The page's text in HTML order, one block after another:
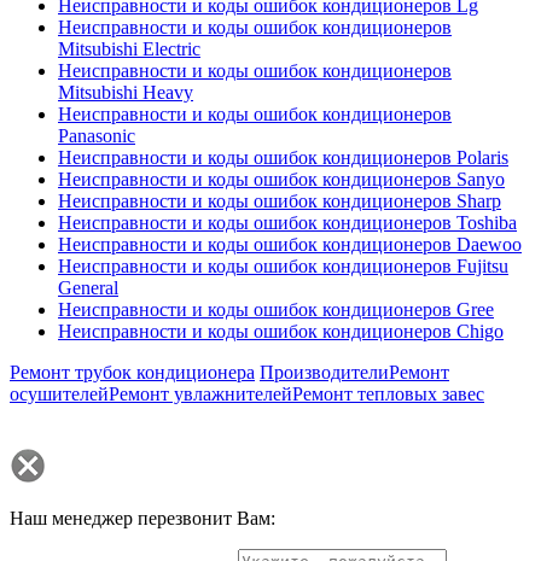
Неисправности и коды ошибок кондиционеров Lg
Неисправности и коды ошибок кондиционеров
Mitsubishi Electric
Неисправности и коды ошибок кондиционеров
Mitsubishi Heavy
Неисправности и коды ошибок кондиционеров
Panasonic
Неисправности и коды ошибок кондиционеров Polaris
Неисправности и коды ошибок кондиционеров Sanyo
Неисправности и коды ошибок кондиционеров Sharp
Неисправности и коды ошибок кондиционеров Toshiba
Неисправности и коды ошибок кондиционеров Daewoo
Неисправности и коды ошибок кондиционеров Fujitsu
General
Неисправности и коды ошибок кондиционеров Gree
Неисправности и коды ошибок кондиционеров Chigo
Ремонт трубок кондиционера ПроизводителиРемонт
осушителейРемонт увлажнителейРемонт тепловых завес
Наш менеджер перезвонит Вам: